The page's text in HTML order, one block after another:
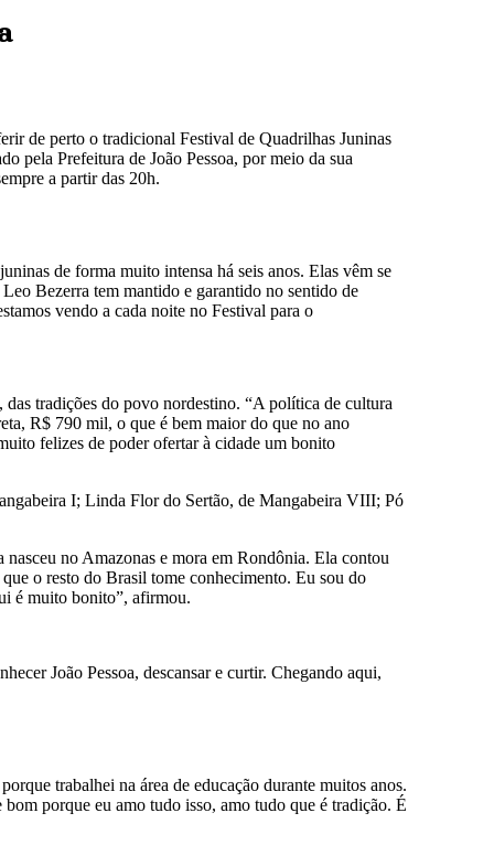
de perto o tradicional Festival de Quadrilhas Juninas
pela Prefeitura de João Pessoa, por meio da sua
a partir das 20h.
de forma muito intensa há seis anos. Elas vêm se
Bezerra tem mantido e garantido no sentido de
vendo a cada noite no Festival para o
das tradições do povo nordestino. “A política de cultura
R$ 790 mil, o que é bem maior do que no ano
felizes de poder ofertar à cidade um bonito
I; Linda Flor do Sertão, de Mangabeira VIII; Pó
no Amazonas e mora em Rondônia. Ela contou
o resto do Brasil tome conhecimento. Eu sou do
é muito bonito”, afirmou.
João Pessoa, descansar e curtir. Chegando aqui,
trabalhei na área de educação durante muitos anos.
porque eu amo tudo isso, amo tudo que é tradição. É